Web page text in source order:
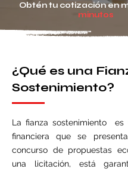
Obtén tu cotización en
minutos
¿Qué es una
Sostenimiento?
La fianza sostenimiento es
financiera que se
concurso de propuestas
una licitación, está